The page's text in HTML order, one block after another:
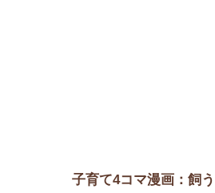
子育て4コマ漫画：飼